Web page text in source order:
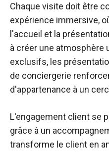
Chaque visite doit être
expérience immersive,
l'accueil et la
à créer une atmosphère
exclusifs, les
de conciergerie
d'appartenance à un
L'engagement client se
grâce à un
transforme le client en